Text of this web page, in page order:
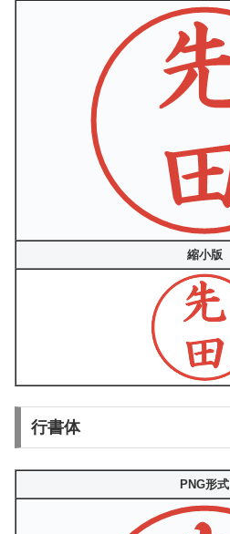
縮小版
行書体
PNG形式